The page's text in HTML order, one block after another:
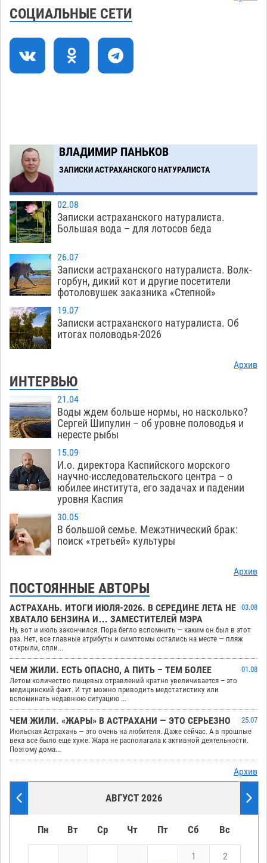
Астрахани продолжают не верить, что их
торговые точки снесут
Загрузить еще
СОЦИАЛЬНЫЕ СЕТИ
ВЛАДИМИР ПАНЬКОВ
ЗАПИСКИ АСТРАХАНСКОГО НАТУРАЛИСТА
02.08
Записки астраханского натуралиста.
Большая вода – для лотосов беда
26.07
Записки астраханского натуралиста. Волк-
горбун, дикий кот и другие посетители
фотоловушек заказника «Степной»
19.07
Записки астраханского натуралиста. Об
итогах половодья-2026
Архив
ИНТЕРВЬЮ
21.04
Воды ждем больше нормы, но насколько?
Сергей Шипулин – об уровне половодья и
нересте рыбы
15.09
И.о. директора Каспийского морского
научно-исследовательского центра – о
юбилее института, его задачах и падении
уровня Каспия
30.05
В большой семье. Межэтнический брак:
поиск «третьей» культуры
Архив
ПОСТОЯННЫЕ АВТОРЫ
АСТРАХАНЬ. ИТОГИ ИЮЛЯ-2026. В СЕРЕДИНЕ ЛЕТА НЕ
ХВАТАЛО БЕНЗИНА И… ЗАМЕСТИТЕЛЕЙ МЭРА
03.08
Ну, вот и июль закончился. Пора бегло вспомнить — каким он был в этот
раз. Нет, все главные атрибуты и симптомы остались на месте — пляж
открыли, спли...
ЧЕМ ЖИЛИ. ЕСТЬ ОПАСНО, А ПИТЬ – ТЕМ БОЛЕЕ
01.08
Летом количество пищевых отравлений кратно увеличивается – это
медицинский факт. И тут можно приводить медстатистику или
вспоминать недавнюю ситуацию ...
ЧЕМ ЖИЛИ. «ЖАРЫ» В АСТРАХАНИ — ЭТО СЕРЬЕЗНО
25.07
Июльская Астрахань — это очень на любителя. Даже сейчас. А в прошлые
века все было еще хуже. Жара не располагала к активной деятельности.
Поэтому дома...
Архив
АВГУСТ 2026
Пн Вт Ср Чт Пт Сб Вс
1 2